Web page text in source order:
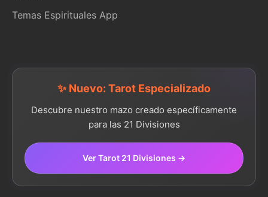
Temas Espirituales App
✨ Nuevo: Tarot Especializado
Descubre nuestro mazo creado específicamente
para las 21 Divisiones
Ver Tarot 21 Divisiones →